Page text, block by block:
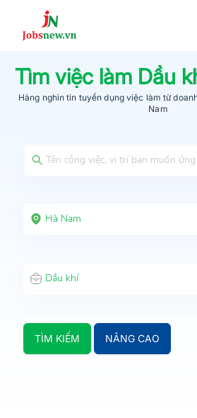
Tìm việc làm Dầu
Hàng nghìn tin tuyển dụng việc làm từ
Nam
Hà Nam
Dầu khí
TÌM KIẾM NÂNG CAO